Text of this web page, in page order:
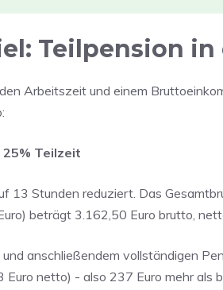
Teilpension in
Arbeitszeit und einem
Teilzeit
13 Stunden reduziert. Das
beträgt 3.162,50 Euro brutto,
anschließendem vollständigen
netto) - also 237 Euro mehr als